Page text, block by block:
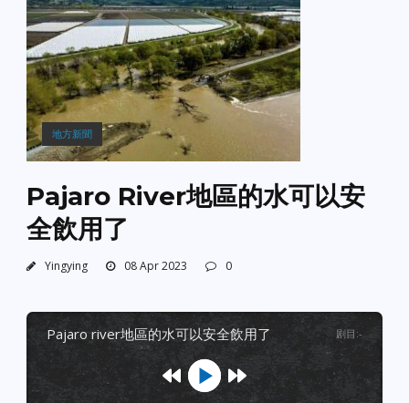
地方新聞
Pajaro River地區的水可以安
全飲用了
Yingying 08 Apr 2023 0
pajaro river地區的水可以安全飲用了 剧目 :-